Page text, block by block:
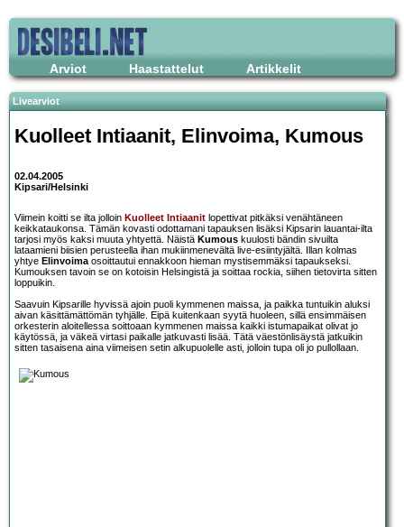
Arviot Haastattelut Artikkelit
Livearviot
Kuolleet Intiaanit, Elinvoima, Kumous
02.04.2005
Kipsari/Helsinki
Viimein koitti se ilta jolloin Kuolleet Intiaanit lopettivat pitkäksi venähtäneen
keikkataukonsa. Tämän kovasti odottamani tapauksen lisäksi Kipsarin lauantai-ilta
tarjosi myös kaksi muuta yhtyettä. Näistä Kumous kuulosti bändin sivuilta
lataamieni biisien perusteella ihan mukiinmenevältä live-esiintyjältä. Illan kolmas
yhtye Elinvoimaosoittautui ennakkoon hieman mystisemmäksi tapaukseksi.
Kumouksen tavoin se on kotoisin Helsingistä ja soittaa rockia, siihen tietovirta sitten
loppuikin.
Saavuin Kipsarille hyvissä ajoin puoli kymmenen maissa, ja paikka tuntuikin aluksi
aivan käsittämättömän tyhjälle. Eipä kuitenkaan syytä huoleen, sillä ensimmäisen
orkesterin aloitellessa soittoaan kymmenen maissa kaikki istumapaikat olivat jo
käytössä, ja väkeä virtasi paikalle jatkuvasti lisää. Tätä väestönlisäystä jatkuikin
sitten tasaisena aina viimeisen setin alkupuolelle asti, jolloin tupa oli jo pullollaan.